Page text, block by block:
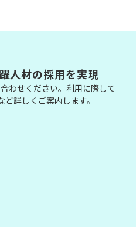
人材の採用を実現
わせください。利用に際して
詳しくご案内します。